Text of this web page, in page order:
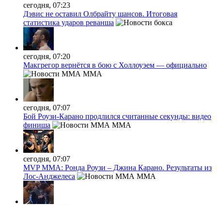
сегодня, 07:23
Дэвис не оставил Олбрайту шансов. Итоговая
статистика ударов реванша
сегодня, 07:20
Макгрегор вернётся в бою с Холлоуэем — официально
MMA
сегодня, 07:07
Бой Роузи-Карано продлился считанные секунды: видео
финиша
MMA
сегодня, 07:07
MVP MMA: Ронда Роузи – Джина Карано. Результаты из
Лос-Анджелеса
MMA